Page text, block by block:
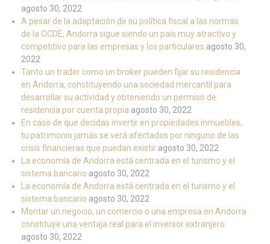
agosto 30, 2022
A pesar de la adaptación de su política fiscal a las normas
de la OCDE, Andorra sigue siendo un país muy atractivo y
competitivo para las empresas y los particulares agosto 30,
2022
Tanto un trader como un broker pueden fijar su residencia
en Andorra, constituyendo una sociedad mercantil para
desarrollar su actividad y obteniendo un permiso de
residencia por cuenta propia agosto 30, 2022
En caso de que decidas invertir en propiedades inmuebles,
tu patrimonio jamás se verá afectados por ninguno de las
crisis financieras que puedan existir agosto 30, 2022
La economía de Andorra está centrada en el turismo y el
sistema bancario agosto 30, 2022
La economía de Andorra está centrada en el turismo y el
sistema bancario agosto 30, 2022
Montar un negocio, un comercio o una empresa en Andorra
constituye una ventaja real para el inversor extranjero
agosto 30, 2022